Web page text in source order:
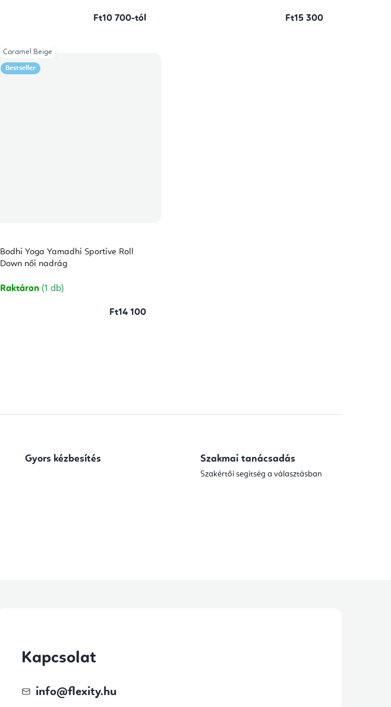
Ft10 700-tól Ft15 300
Bestseller
Bodhi Yoga Yamadhi Sportive Roll
Down női nadrág
Raktáron (1 db)
Ft14 100
Caramel Beige
i
l
m
Gyors kézbesítés Szakmai tanácsadás
Szakértői segítség a választásban
Kapcsolat
info@flexity.hu